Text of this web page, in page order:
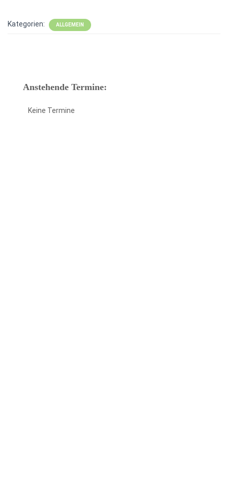
Kategorien: ALLGEMEIN
Anstehende Termine:
Keine Termine